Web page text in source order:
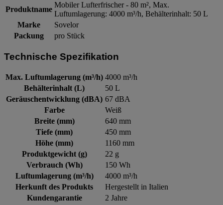
Produktname
Mobiler Lufterfrischer - 80 m², Max.
Luftumlagerung: 4000 m³/h, Behälterinhalt: 50 L
Marke
Sovelor
Packung
pro Stück
Technische Spezifikation
Max. Luftumlagerung (m³/h) 4000 m³/h
Behälterinhalt (L)
50 L
Geräuschentwicklung (dBA) 67 dBA
Farbe
Weiß
Breite (mm)
640 mm
Tiefe (mm)
450 mm
Höhe (mm)
1160 mm
Produktgewicht (g)
22 g
Verbrauch (Wh)
150 Wh
Luftumlagerung (m³/h)
4000 m³/h
Herkunft des Produkts
Hergestellt in Italien
Kundengarantie
2 Jahre